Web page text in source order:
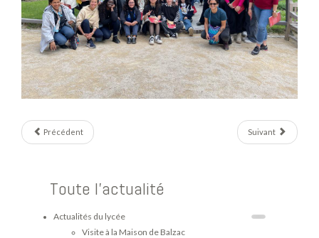
Précédent Suivant
Toute l'actualité
Actualités du lycée
Visite à la Maison de Balzac